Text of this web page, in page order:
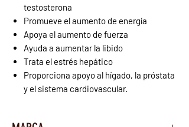
testosterona
Promueve el aumento de energía
Apoya el aumento de fuerza
Ayuda a aumentar la libido
Trata el estrés hepático
Proporciona apoyo al hígado, la próstata
y el sistema cardiovascular.